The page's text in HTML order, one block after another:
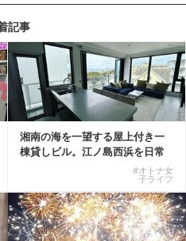
記事
湘南の海を一望する屋上付き一
棟貸しビル。江ノ島西浜を日常
#オトナ女
子ライフ